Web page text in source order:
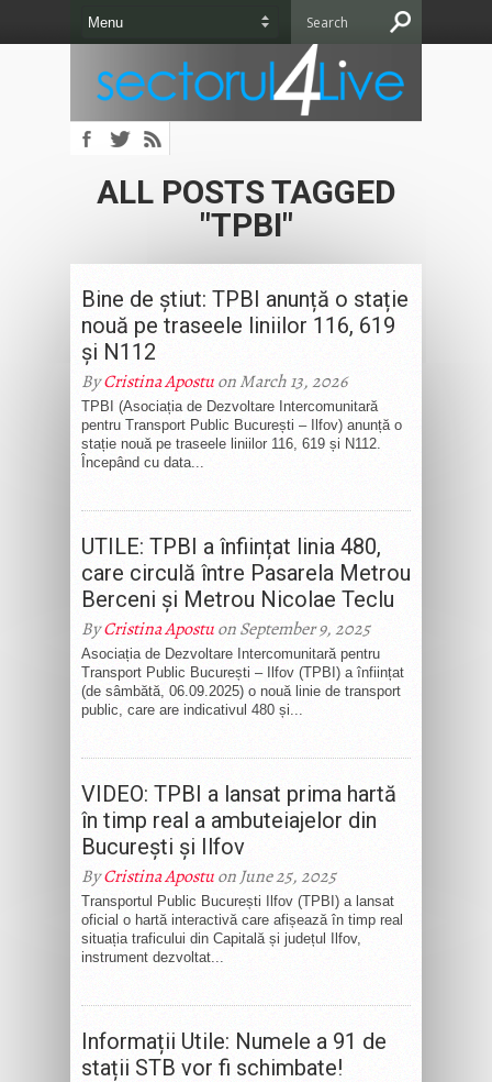
ALL POSTS TAGGED
"TPBI"
Bine de știut: TPBI anunță o stație
nouă pe traseele liniilor 116, 619
și N112
ByCristina Apostuon March 13, 2026
TPBI (Asociația de Dezvoltare Intercomunitară
pentru Transport Public București – Ilfov) anunță o
stație nouă pe traseele liniilor 116, 619 și N112.
Începând cu data...
UTILE: TPBI a înființat linia 480,
care circulă între Pasarela Metrou
Berceni și Metrou Nicolae Teclu
ByCristina Apostuon September 9, 2025
Asociația de Dezvoltare Intercomunitară pentru
Transport Public București – Ilfov (TPBI) a înființat
(de sâmbătă, 06.09.2025) o nouă linie de transport
public, care are indicativul 480 și...
VIDEO: TPBI a lansat prima hartă
în timp real a ambuteiajelor din
București și Ilfov
ByCristina Apostuon June 25, 2025
Transportul Public București Ilfov (TPBI) a lansat
oficial o hartă interactivă care afișează în timp real
situația traficului din Capitală și județul Ilfov,
instrument dezvoltat...
Informații Utile: Numele a 91 de
stații STB vor fi schimbate!